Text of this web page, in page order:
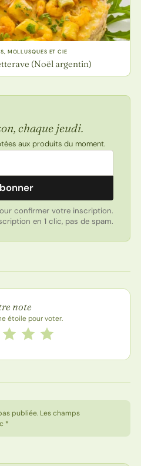
MOLLUSQUES ET CIE
(Noël argentin)
chaque jeudi.
aux produits du moment.
confirmer votre inscription.
en 1 clic, pas de spam.
note
étoile pour voter.
recette de 1 à 5 étoiles
5 étoiles
4 étoiles
3 étoiles
publiée. Les champs
*